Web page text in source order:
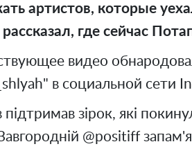
артистов, которые
где сейчас
видео
в социальной сети
зірок, які
@positiff